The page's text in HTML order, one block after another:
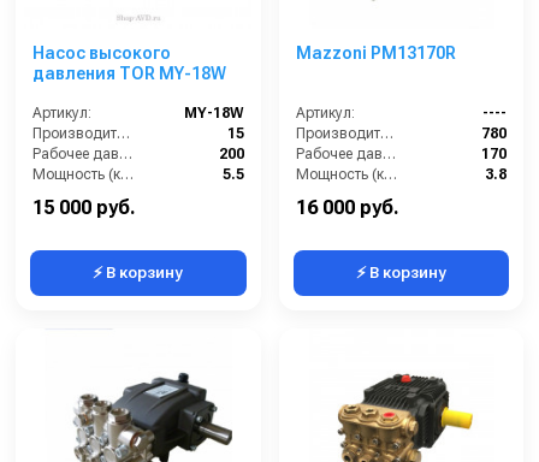
Насос высокого
давления TOR MY-18W
Артикул:
MY-18W
Производительность (л/мин):
15
Рабочее давление (бар):
200
Мощность (кВт):
5.5
15 000 руб.
⚡ В корзину
Mazzoni PM13170R
Артикул:
----
Производительность (л/ч):
780
Рабочее давление (бар):
170
Мощность (кВт):
3.8
16 000 руб.
⚡ В корзину